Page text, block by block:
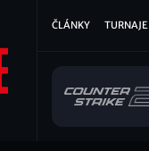
Hlavní
ČLÁNKY TURNAJE